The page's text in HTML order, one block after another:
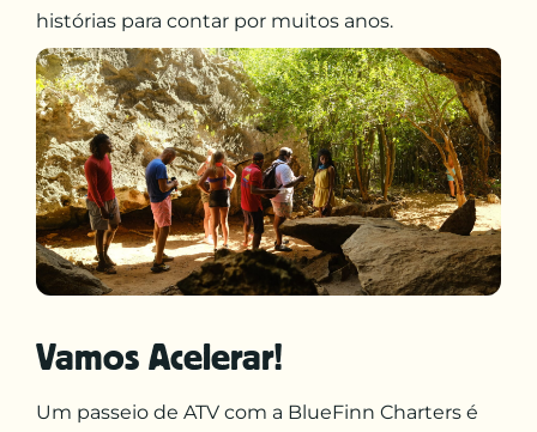
histórias para contar por muitos anos.
Vamos Acelerar!
Um passeio de ATV com a BlueFinn Charters é